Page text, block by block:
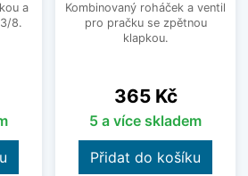
a
8.
Kombinovaný roháček a ventil
pro pračku se zpětnou
klapkou.
Cena
365 Kč
5 a více skladem
Přidat do košíku